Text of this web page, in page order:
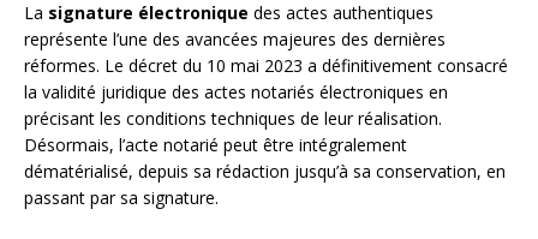
La signature électronique des actes authentiques
représente l’une des avancées majeures des dernières
réformes. Le décret du 10 mai 2023 a définitivement consacré
la validité juridique des actes notariés électroniques en
précisant les conditions techniques de leur réalisation.
Désormais, l’acte notarié peut être intégralement
dématérialisé, depuis sa rédaction jusqu’à sa conservation, en
passant par sa signature.